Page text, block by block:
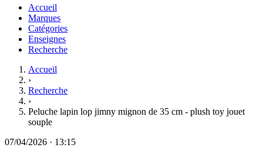
Accueil
Marques
Catégories
Enseignes
Recherche
Accueil
›
Recherche
›
Peluche lapin lop jimny mignon de 35 cm - plush toy jouet
souple
07/04/2026 · 13:15